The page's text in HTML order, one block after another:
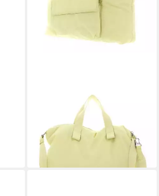
Shopper Vida
79,98 € UVP159,95 €
-50%
lieferbar - in 2-3 Werktagen bei dir